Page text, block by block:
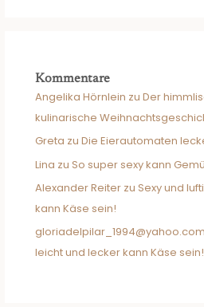
Kommentare
Angelika Hörnlein zuDer
kulinarische
Greta zuDie Eierautomaten
Lina zu So super sexy kann
Alexander Reiter zu Sexy und
kann Käse sein!
gloriadelpilar_1994@yahoo.com
leicht und lecker kann Käse sein!